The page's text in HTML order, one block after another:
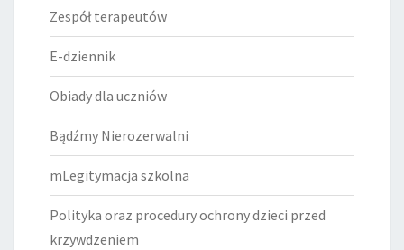
Zespół terapeutów
E-dziennik
Obiady dla uczniów
Bądźmy Nierozerwalni
mLegitymacja szkolna
Polityka oraz procedury ochrony dzieci przed
krzywdzeniem